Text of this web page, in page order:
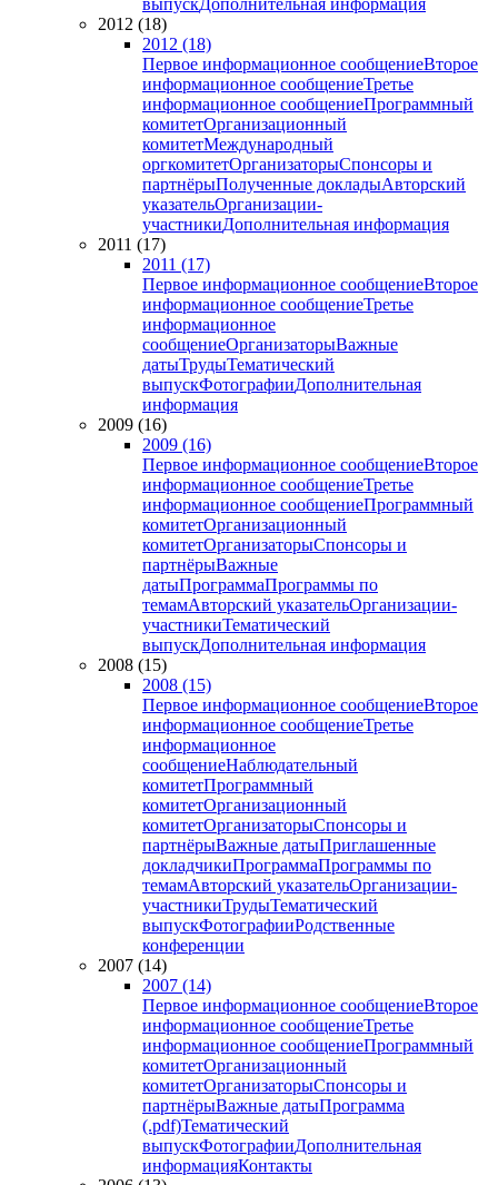
выпускДополнительная информация
2012 (18)
2012 (18)
Первое информационное сообщениеВторое
информационное сообщениеТретье
информационное сообщениеПрограммный
комитетОрганизационный
комитетМеждународный
оргкомитетОрганизаторыСпонсоры и
партнёрыПолученные докладыАвторский
указательОрганизации-
участникиДополнительная информация
2011 (17)
2011 (17)
Первое информационное сообщениеВторое
информационное сообщениеТретье
информационное
сообщениеОрганизаторыВажные
датыТрудыТематический
выпускФотографииДополнительная
информация
2009 (16)
2009 (16)
Первое информационное сообщениеВторое
информационное сообщениеТретье
информационное сообщениеПрограммный
комитетОрганизационный
комитетОрганизаторыСпонсоры и
партнёрыВажные
датыПрограммаПрограммы по
темамАвторский указательОрганизации-
участникиТематический
выпускДополнительная информация
2008 (15)
2008 (15)
Первое информационное сообщениеВторое
информационное сообщениеТретье
информационное
сообщениеНаблюдательный
комитетПрограммный
комитетОрганизационный
комитетОрганизаторыСпонсоры и
партнёрыВажные датыПриглашенные
докладчикиПрограммаПрограммы по
темамАвторский указательОрганизации-
участникиТрудыТематический
выпускФотографииРодственные
конференции
2007 (14)
2007 (14)
Первое информационное сообщениеВторое
информационное сообщениеТретье
информационное сообщениеПрограммный
комитетОрганизационный
комитетОрганизаторыСпонсоры и
партнёрыВажные датыПрограмма
(.pdf)Тематический
выпускФотографииДополнительная
информацияКонтакты